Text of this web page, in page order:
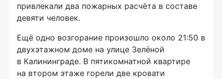
привлекали два пожарных расчёта в составе
девяти человек.
Ещё одно возгорание произошло около 21:50 в
двухэтажном доме на улице Зелёной
в Калининграде. В пятикомнатной квартире
на втором этаже горели две кровати